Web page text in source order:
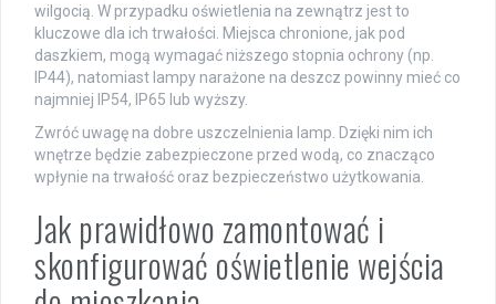
wilgocią. W przypadku oświetlenia na zewnątrz jest to
kluczowe dla ich trwałości. Miejsca chronione, jak pod
daszkiem, mogą wymagać niższego stopnia ochrony (np.
IP44), natomiast lampy narażone na deszcz powinny mieć co
najmniej IP54, IP65 lub wyższy.
Zwróć uwagę na dobre uszczelnienia lamp. Dzięki nim ich
wnętrze będzie zabezpieczone przed wodą, co znacząco
wpłynie na trwałość oraz bezpieczeństwo użytkowania.
Jak prawidłowo zamontować i
skonfigurować oświetlenie wejścia